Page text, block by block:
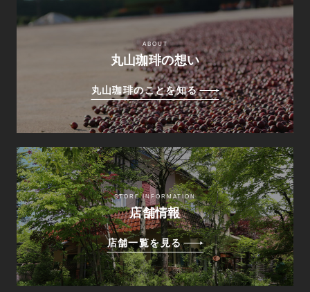
ABOUT
丸山珈琲の想い
丸山珈琲のことを知る
STORE INFORMATION
店舗情報
店舗一覧を見る